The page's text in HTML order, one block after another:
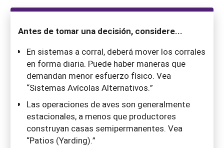
Antes de tomar una decisión, considere...
En sistemas a corral, deberá mover los corrales
en forma diaria. Puede haber maneras que
demandan menor esfuerzo físico. Vea
“Sistemas Avícolas Alternativos.”
Las operaciones de aves son generalmente
estacionales, a menos que productores
construyan casas semipermanentes. Vea
“Patios (Yarding).”